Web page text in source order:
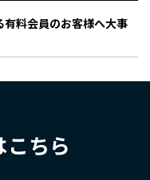
料会員のお客様へ大事
こちら